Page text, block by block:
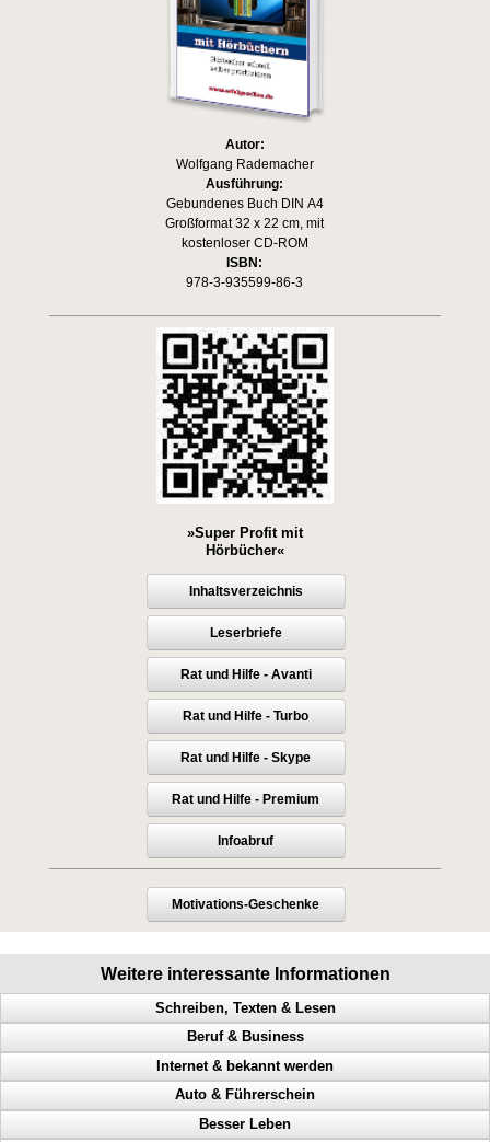
Autor:
Wolfgang Rademacher
Ausführung:
Gebundenes Buch DIN A4
Großformat 32 x 22 cm, mit
kostenloser CD-ROM
ISBN:
978-3-935599-86-3
»Super Profit mit
Hörbücher«
Inhaltsverzeichnis
Leserbriefe
Rat und Hilfe - Avanti
Rat und Hilfe - Turbo
Rat und Hilfe - Skype
Rat und Hilfe - Premium
Infoabruf
Motivations-Geschenke
Weitere interessante Informationen
Schreiben, Texten & Lesen
Doppel Content, Spinning, Neukundengewinnung, Bekanntheit
Heimverdienst, Heimarbeit, passives Einkommen, Tonstudio
Verleger werden, Stundenlohn, Verlag finden, Buch verlegen
Werbeanregung, Mailing, teure Werbung, nutzlose Werbung
Beruf & Business
Bekanntheitsgrad, Online PR, Neukundengewinnung, Doppel Content
Geld scheffeln, Geld verdienen von zuhause aus, Werbung machen
Arbeitnehmer, Traumberuf, Unternehmer, 61 Geschäftsideen
Internet & bekannt werden
Abmahnungen, Wettbewerbsverein, Neukundengewinnung,
Auto & Führerschein
Geschwindigkeitsübertretungen, Punkte, Radarfalle, Polizeikontrolle
Besser Leben